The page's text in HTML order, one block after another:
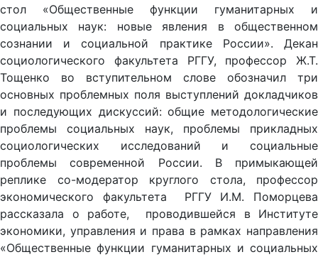
стол «Общественные функции гуманитарных и
социальных наук: новые явления в общественном
сознании и социальной практике России». Декан
социологического факультета РГГУ, профессор Ж.Т.
Тощенко во вступительном слове обозначил три
основных проблемных поля выступлений докладчиков
и последующих дискуссий: общие методологические
проблемы социальных наук, проблемы прикладных
социологических исследований и социальные
проблемы современной России. В примыкающей
реплике со-модератор круглого стола, профессор
экономического факультета РГГУ И.М. Поморцева
рассказала о работе, проводившейся в Институте
экономики, управления и права в рамках направления
«Общественные функции гуманитарных и социальных